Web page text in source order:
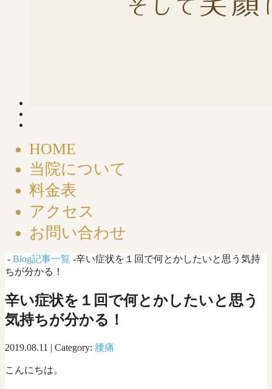
HOME
当院について
料金表
アクセス
お問い合わせ
- Blog記事一覧 -辛い症状を１回で何とかしたいと思う気持
ちが分かる！
辛い症状を１回で何とかしたいと思う
気持ちが分かる！
2019.08.11 | Category: 腰痛
こんにちは。